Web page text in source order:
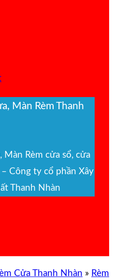
Màn Rèm Thanh
Màn Rèm cửa sổ, cửa
Công ty cổ phần Xây
Thanh Nhàn
Cửa Thanh Nhàn » Rèm